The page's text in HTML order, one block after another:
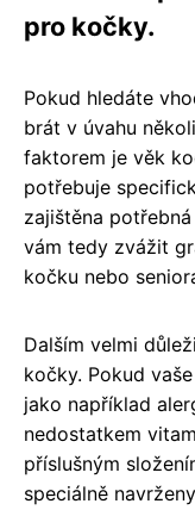
pro kočky.
Pokud hledáte
brát v úvahu
faktorem je věk
potřebuje
zajištěna
vám tedy zvážit
kočku nebo
Dalším velmi
kočky. Pokud
jako například
nedostatkem
příslušným
speciálně